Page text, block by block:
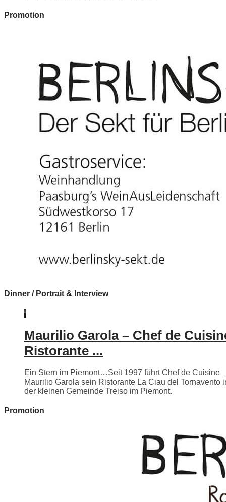
Promotion
Dinner / Portrait & Interview
Maurilio Garola – Chef de
Ristorante ...
Ein Stern im Piemont…Seit 1997 führt Chef de Cuisine
Maurilio Garola sein Ristorante La Ciau del Tornavento
der kleinen Gemeinde Treiso im Piemont.
Promotion